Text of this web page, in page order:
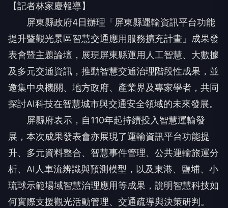
【記者林家慶報導】
屏東縣政府4日辦理「屏東縣運輸資訊平台功能
提升暨觀光景區智慧交通應用服務擴充計畫」成果發
表會暨主題論壇，展現屏東縣運用人工智慧、大數據
及多元交通資訊，推動智慧交通治理階段性成果，並
邀集中央機關、地方政府、產業界及專家學者，共同
探討AI科技在智慧城市與交通安全領域的未來發展。
屏縣府表示，自110年起持續投入智慧運輸發
展，本次成果發表會亦展現了運輸資訊平台功能提
升、多元資料整合、智慧事件管理、公共運輸旅運分
析、AI人車流辨識與預測模型，以及東港、鹽埔、小
琉球示範場域智慧治理應用等成果，說明智慧科技如
何實際支援觀光活動管理、交通疏導與決策研判。